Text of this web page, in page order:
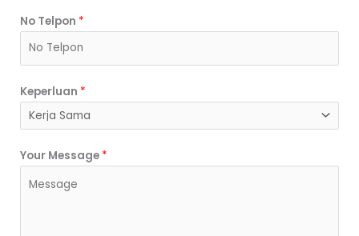
No Telpon *
Keperluan *
P
i
Your Message *